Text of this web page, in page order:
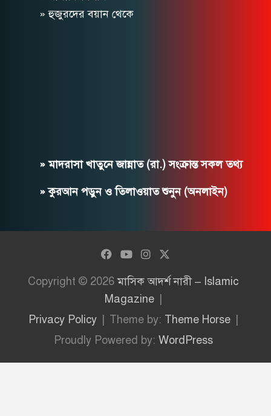
» হুজুরদের বয়ান থেকে
» মাদরাসা খাতুনে জান্নাত (রা.) সংক্রান্ত সকল তথ্য
» কুরআন পড়ুন ও তিলাওয়াত শুনুন (অনলাইন)
Copyright © 2026মাসিক আদর্শ নারী – Islamic
Magazine
Privacy Policy
Theme by: Theme Horse
Proudly Powered by: WordPress